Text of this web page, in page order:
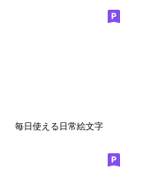
毎日使える日常絵文字